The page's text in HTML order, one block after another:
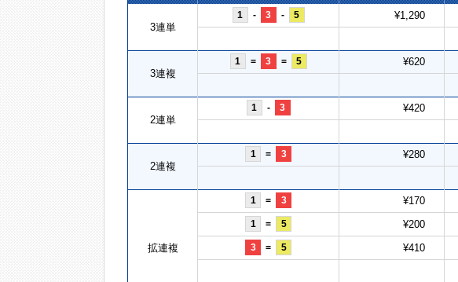
3連単
1 - 3 - 5 ¥1,290
3連複
1 = 3 = 5 ¥620
2連単
1 - 3 ¥420
2連複
1 = 3 ¥280
拡連複
1 = 3 ¥170
1 = 5 ¥200
3 = 5 ¥410